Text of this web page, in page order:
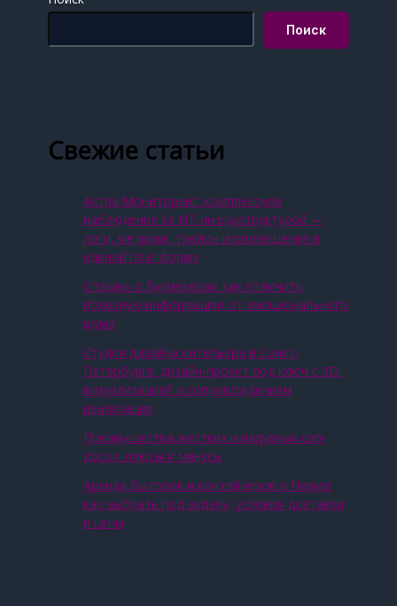
Поиск
Свежие статьи
Астра Мониторинг: комплексное
наблюдение за ИТ‑инфраструктурой —
логи, метрики, трейсы и оповещения в
единой платформе
Отзывы о букмекерах: как отличить
полезную информацию от эмоционального
шума
Студия дизайна интерьера в Санкт-
Петербурге: дизайн-проект под ключ с 3D-
визуализацией и сопровождением
реализации
Преимущества жестких и надувных сап-
досок: плюсы и минусы
Аренда бытовок и контейнеров в Перми:
как выбрать под задачу, условия доставки
и цены